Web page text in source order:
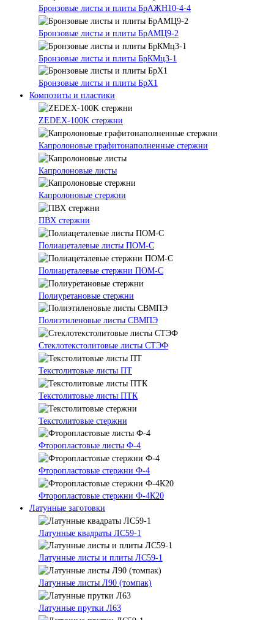
Бронзовые листы и плиты БрАЖН10-4-4
Бронзовые листы и плиты БрАМЦ9-2
Бронзовые листы и плиты БрКМц3-1
Бронзовые листы и плиты БрХ1
Композиты и пластики
ZEDEX-100K стержни
Капролоновые графитонаполненные стержни
Капролоновые листы
Капролоновые стержни
ПВХ стержни
Полиацеталевые листы ПОМ-С
Полиацеталевые стержни ПОМ-С
Полиуретановые стержни
Полиэтиленовые листы СВМПЭ
Стеклотекстолитовые листы СТЭФ
Текстолитовые листы ПТ
Текстолитовые листы ПТК
Текстолитовые стержни
Фторопластовые листы Ф-4
Фторопластовые стержни Ф-4
Фторопластовые стержни Ф-4К20
Латунные заготовки
Латунные квадраты ЛС59-1
Латунные листы и плиты ЛС59-1
Латунные листы Л90 (томпак)
Латунные прутки Л63